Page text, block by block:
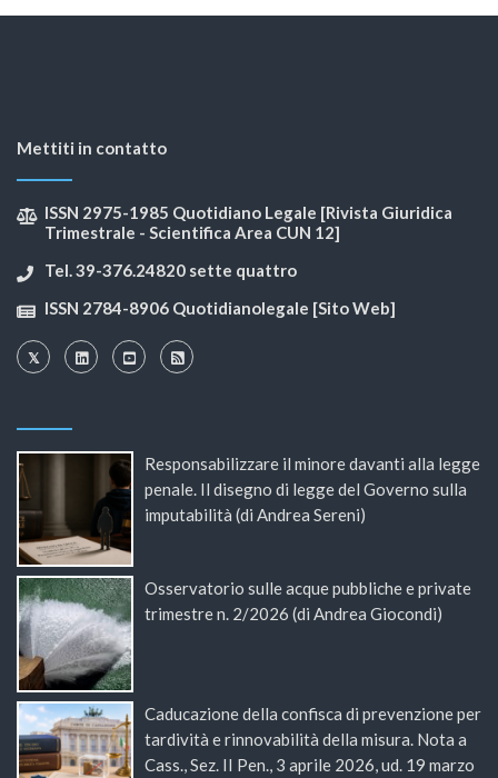
Mettiti in contatto
ISSN 2975-1985 Quotidiano Legale [Rivista Giuridica
Trimestrale - Scientifica Area CUN 12]
Tel. 39-376.24820 sette quattro
ISSN 2784-8906 Quotidianolegale [Sito Web]
Responsabilizzare il minore davanti alla legge
penale. Il disegno di legge del Governo sulla
imputabilità (di Andrea Sereni)
Osservatorio sulle acque pubbliche e private
trimestre n. 2/2026 (di Andrea Giocondi)
Caducazione della confisca di prevenzione per
tardività e rinnovabilità della misura. Nota a
Cass., Sez. II Pen., 3 aprile 2026, ud. 19 marzo